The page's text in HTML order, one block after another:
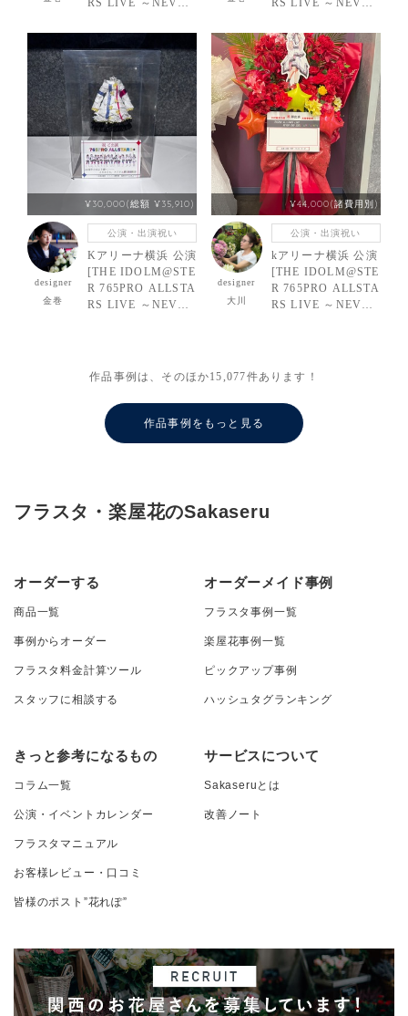
L!!!!!!!!!!!!!～] 下
田麻美様 双海亜美
様 双海真美様 ご出
演スタンド花
L!!!!!!!!!!!!!～] TH
E IDOLM@STER
様 ご出演スタンド
花
¥30,000(総額 ¥35,910)
designer
金巻
公演・出演祝い
Kアリーナ横浜 公演
[THE IDOLM@STE
R 765PRO ALLSTA
RS LIVE ～NEVER
ご出演祝い花・楽屋
¥44,000(諸費用別)
designer
大川
公演・出演祝い
kアリーナ横浜 公演
[THE IDOLM@STE
R 765PRO ALLSTA
RS LIVE ～NEVER
香 役） ご出演スタ
作品事例は、そのほか15,077件あります！
作品事例をもっと見る
フラスタ・楽屋花のSakaseru
オーダーする
商品一覧
事例からオーダー
フラスタ料金計算ツール
スタッフに相談する
オーダーメイド事例
フラスタ事例一覧
楽屋花事例一覧
ピックアップ事例
ハッシュタグランキング
きっと参考になるもの
コラム一覧
公演・イベントカレンダー
フラスタマニュアル
お客様レビュー・口コミ
皆様のポスト”花れぽ”
サービスについて
Sakaseruとは
改善ノート